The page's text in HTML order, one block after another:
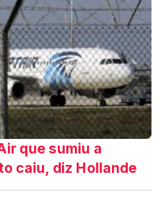
que sumiu a
caiu, diz Hollande